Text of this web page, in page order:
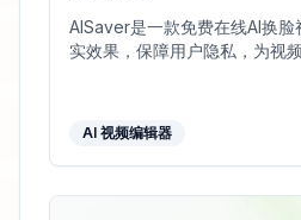
AISaver是一款免费在线AI换
实效果，保障用户隐私，为视
AI 视频编辑器